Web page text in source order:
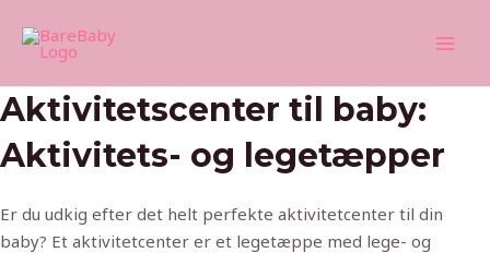
Aktivitetscenter til baby:
Aktivitets- og legetæpper
Er du udkig efter det helt perfekte aktivitetcenter til din
baby? Et aktivitetcenter er et legetæppe med lege- og